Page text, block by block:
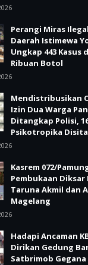
Perangi Miras
Daerah Istimewa
Ungkap 443 Kasus
Ribuan Botol
Mendistribusikan
Izin Dua Warga
Ditangkap Polisi,
Psikotropika Disita
Kasrem 072/
Pembukaan
Taruna Akmil dan
Magelang
Hadapi Ancaman
Dirikan Gedung
Satbrimob Gegana